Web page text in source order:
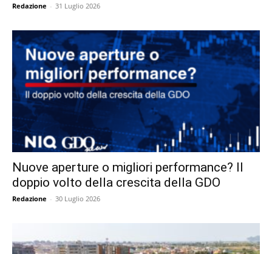
Redazione - 31 Luglio 2026
Nuove aperture o migliori performance? Il
doppio volto della crescita della GDO
Redazione - 30 Luglio 2026